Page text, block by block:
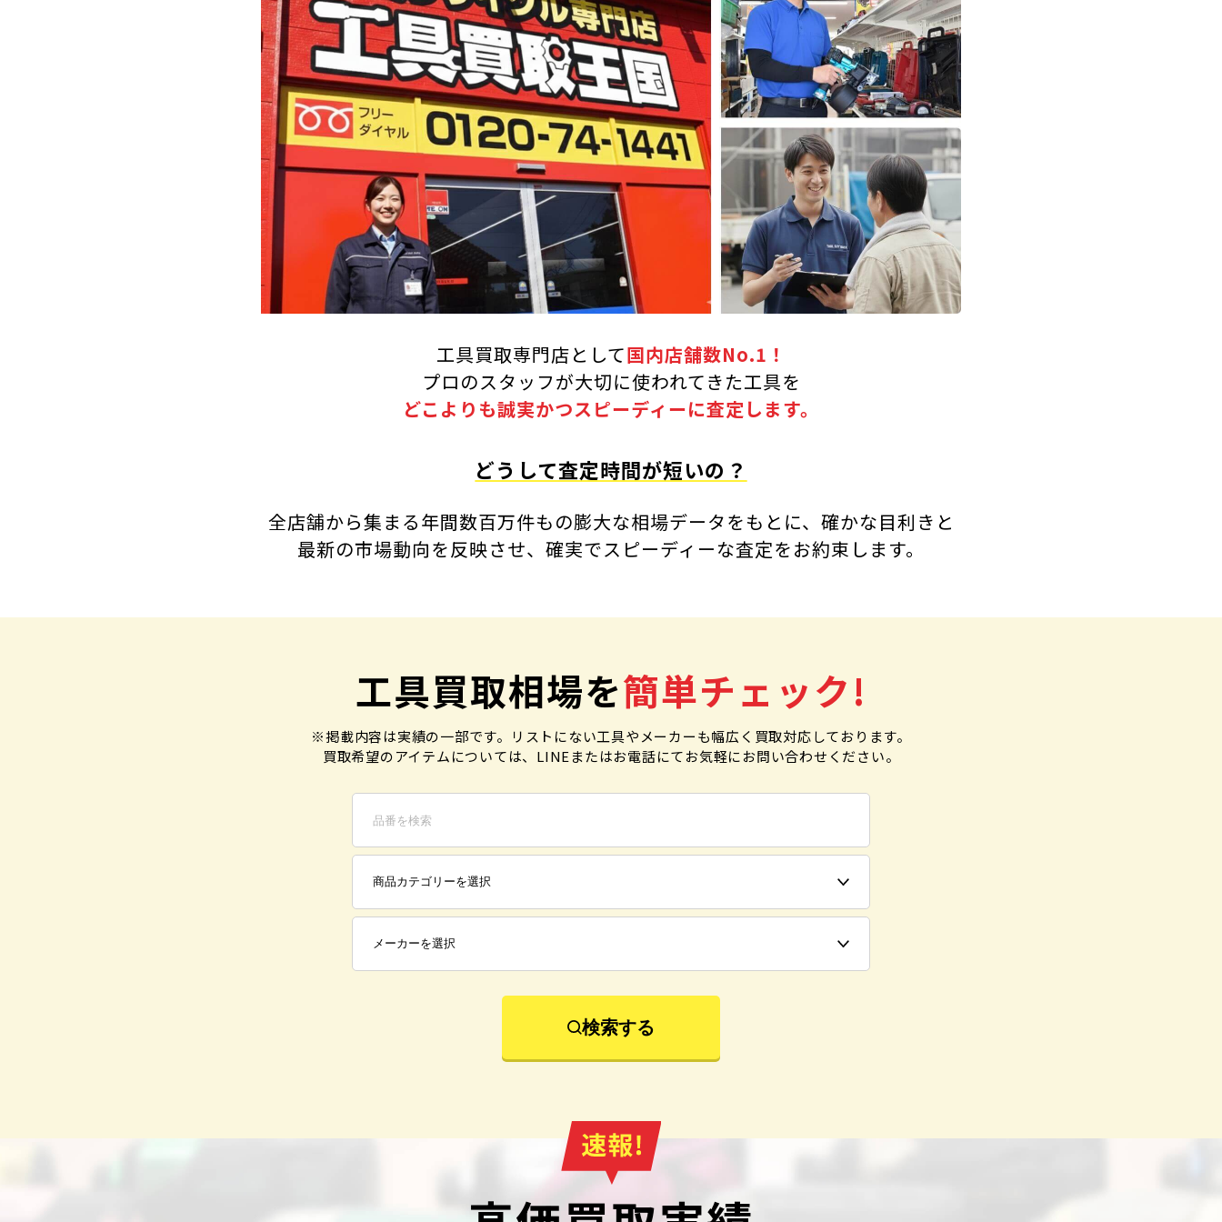
工具買取専門店として国内店舗数No.1！
プロのスタッフが大切に使われてきた工具を
どこよりも誠実かつスピーディーに査定します。
どうして査定時間が短いの？
全店舗から集まる年間数百万件もの膨大な相場データをもとに、確かな目利きと
最新の市場動向を反映させ、確実でスピーディーな査定をお約束します。
工具買取相場を簡単チェック!
※掲載内容は実績の一部です。リストにない工具やメーカーも幅広く買取対応しております。
買取希望のアイテムについては、LINEまたはお電話にてお気軽にお問い合わせください。
検索する